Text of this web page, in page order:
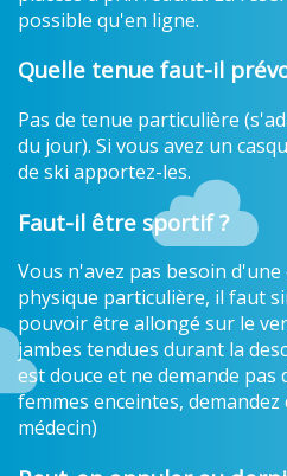
possible qu'en ligne.
Quelle tenue faut-il
Pas de tenue particulière
du jour). Si vous avez un
de ski apportez-les.
Faut-il être sportif ?
Vous n'avez pas besoin
physique particulière, il faut
pouvoir être allongé sur le
jambes tendues durant la
est douce et ne demande
femmes enceintes,
médecin)